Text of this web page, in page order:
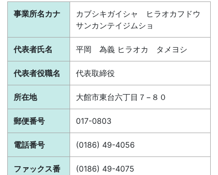
事業所名カナ
カブシキガイシャ ヒラオカフドウ
サンカンテイジムショ
代表者氏名 平岡 為義 ヒラオカ タメヨシ
代表者役職名 代表取締役
所在地 大館市東台六丁目７−８０
郵便番号 017-0803
電話番号 (0186) 49-4056
ファックス番
(0186) 49-4075